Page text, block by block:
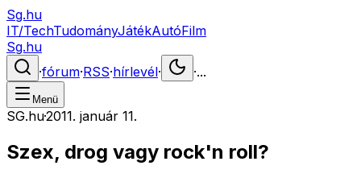
Sg.hu
IT/TechTudományJátékAutóFilm
Sg.hu
·fórum·RSS·hírlevél· ·...
Menü
SG.hu·2011. január 11.
Szex, drog vagy rock'n roll?